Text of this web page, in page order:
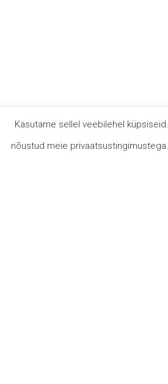
Kasutame sellel veebilehel
nõustud meie privaatsustingimustega.